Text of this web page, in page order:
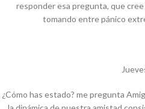
responder esa pregunta, que
tomando entre pánico
¿Cómo has estado? me pregunta